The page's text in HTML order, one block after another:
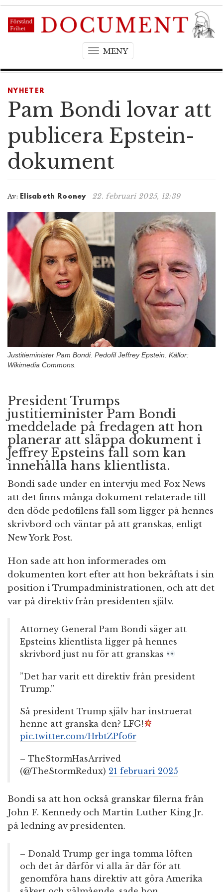
MENYT
g
l
a
v
t
NYHETER
Pam Bondi lovar att
publicera Epstein-
dokument
Av: Elisabeth Rooney 22. februari 2025, 12:39
Justitieminister Pam Bondi. Pedofil Jeffrey Epstein. Källor:
Wikimedia Commons.
President Trumps
justitieminister Pam Bondi
meddelade på fredagen att hon
planerar att släppa dokument i
Jeffrey Epsteins fall som kan
innehålla hans klientlista.
Bondi sade under en intervju med Fox News
att det finns många dokument relaterade till
den döde pedofilens fall som ligger på hennes
skrivbord och väntar på att granskas, enligt
New York Post.
Hon sade att hon informerades om
dokumenten kort efter att hon bekräftats i sin
position i Trumpadministrationen, och att det
var på direktiv från presidenten själv.
Attorney General Pam Bondi säger att
Epsteins klientlista ligger på hennes
skrivbord just nu för att granskas
”Det har varit ett direktiv från president
Trump.”
Så president Trump själv har instruerat
henne att granska den? LFG!
pic.twitter.com/HrbtZPfo6r
– TheStormHasArrived
(@TheStormRedux) 21 februari 2025
Bondi sa att hon också granskar filerna från
John F. Kennedy och Martin Luther King Jr.
på ledning av presidenten.
– Donald Trump ger inga tomma löften
och det är därför vi alla är där för att
genomföra hans direktiv att göra Amerika